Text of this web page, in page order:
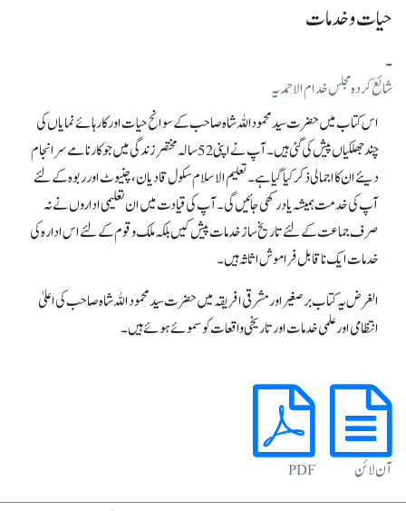
حیات وخدمات
۔
شائع کرده مجلس خدام الاحمدیہ
اس کتاب میں حضرت سید محموداللہ شاہ صاحب کے سوانح حیات اور کارہائے نمایاں کی
چند جھلکیاں پیش کی گئی ہیں۔ آپ نے اپنی 52 سالہ مختصر زندگی میں جو کارنامے سرانجام
دیئے ان کا اجمالی ذکر کیا گیا ہے۔ تعلیم الاسلام سکول قادیان، چنیوٹ اور ربوہ کے لئے
آپ کی خدمت ہمیشہ یاد رکھی جائیں گی۔ آپ کی قیادت میں ان تعلیمی اداروں نے نہ
صرف جماعت کے لئے تاریخ ساز خدمات پیش کیں بلکہ ملک و قوم کے لئے اس ادارہ کی
خدمات ایک ناقابل فراموش اثاثہ ہیں۔
الغرض یہ کتاب برصغیر اور مشرقی افریقہ میں حضرت سید محمود اللہ شاہ صاحب کی اعلیٰ
انتظامی اور علمی خدمات اور تاریخی واقعات کو سموئے ہوئے ہیں۔
آن لائن PDF